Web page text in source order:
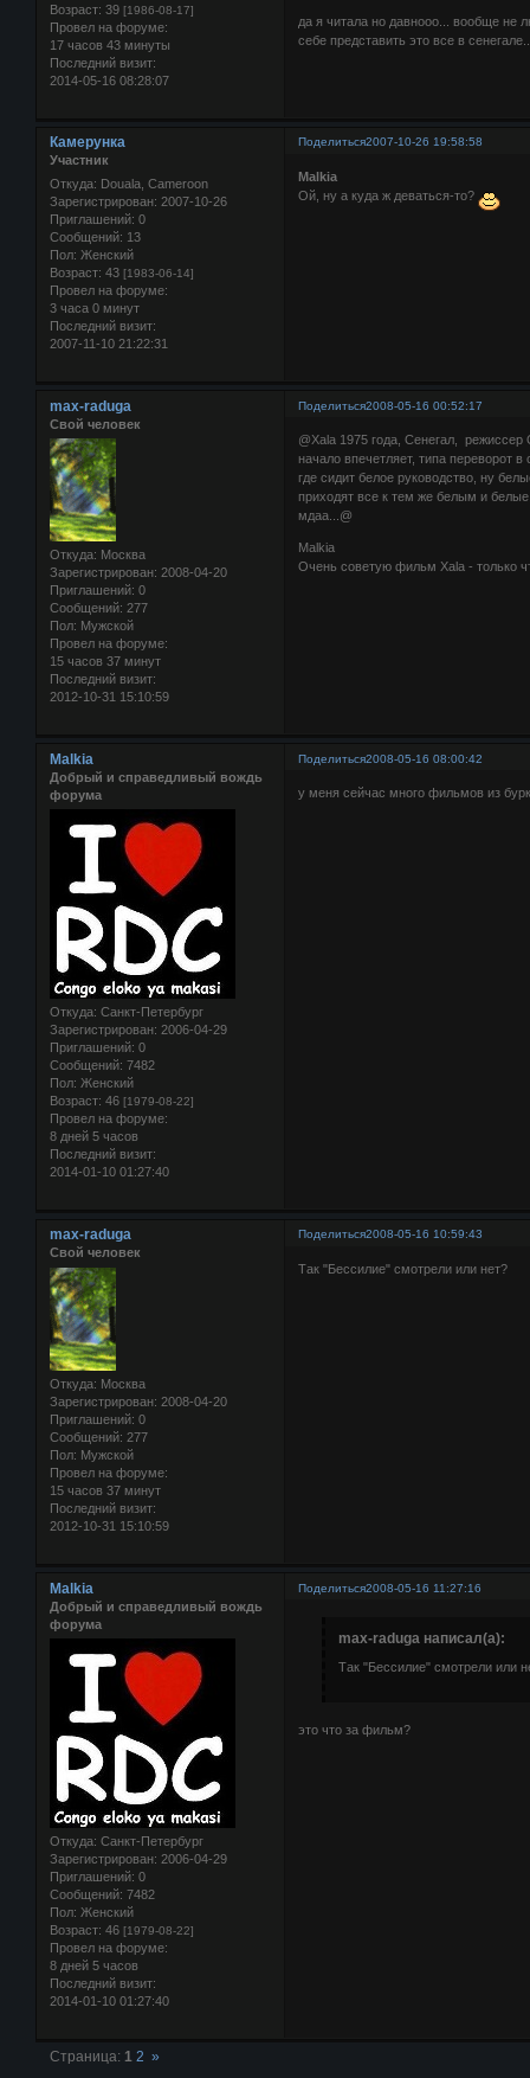
Возраст: 39 [1986-08-17]
Провел на форуме:
17 часов 43 минуты
Последний визит:
2014-05-16 08:28:07
да я читала но давнооо... вообще не
себе представить это все в
Поделиться2007-10-26 19:58:58
Камерунка
Участник
Откуда: Douala, Cameroon
Зарегистрирован: 2007-10-26
Приглашений: 0
Сообщений: 13
Пол: Женский
Возраст: 43 [1983-06-14]
Провел на форуме:
3 часа 0 минут
Последний визит:
2007-11-10 21:22:31
Malkia
Ой, ну а куда ж деваться-то?
Поделиться2008-05-16 00:52:17
max-raduga
Свой человек
Откуда: Москва
Зарегистрирован: 2008-04-20
Приглашений: 0
Сообщений: 277
Пол: Мужской
Провел на форуме:
15 часов 37 минут
Последний визит:
2012-10-31 15:10:59
@Xala 1975 года, Сенегал,
начало впечетляет, типа переворот
где сидит белое руководство, ну
приходят все к тем же белым и
мдаа...@
Malkia
Очень советую фильм Xala - только
Поделиться2008-05-16 08:00:42
Malkia
Добрый и справедливый вождь
форума
Откуда: Санкт-Петербург
Зарегистрирован: 2006-04-29
Приглашений: 0
Сообщений: 7482
Пол: Женский
Возраст: 46 [1979-08-22]
Провел на форуме:
8 дней 5 часов
Последний визит:
2014-01-10 01:27:40
у меня сейчас много фильмов из
Поделиться2008-05-16 10:59:43
max-raduga
Свой человек
Откуда: Москва
Зарегистрирован: 2008-04-20
Приглашений: 0
Сообщений: 277
Пол: Мужской
Провел на форуме:
15 часов 37 минут
Последний визит:
2012-10-31 15:10:59
Так "Бессилие" смотрели или нет?
Поделиться2008-05-16 11:27:16
Malkia
Добрый и справедливый вождь
форума
Откуда: Санкт-Петербург
Зарегистрирован: 2006-04-29
Приглашений: 0
Сообщений: 7482
Пол: Женский
Возраст: 46 [1979-08-22]
Провел на форуме:
8 дней 5 часов
Последний визит:
2014-01-10 01:27:40
max-raduga написал(а):
Так "Бессилие" смотрели или
это что за фильм?
Страница: 1 2 »